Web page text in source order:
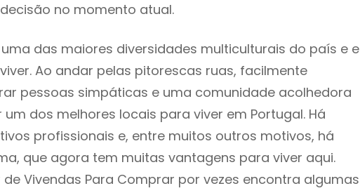
no momento atual.
das maiores diversidades multiculturais do país e e
Ao andar pelas pitorescas ruas, facilmente
pessoas simpáticas e uma comunidade acolhedora
dos melhores locais para viver em Portugal. Há
profissionais e, entre muitos outros motivos, há
que agora tem muitas vantagens para viver aqui.
Vivendas Para Comprar por vezes encontra algumas